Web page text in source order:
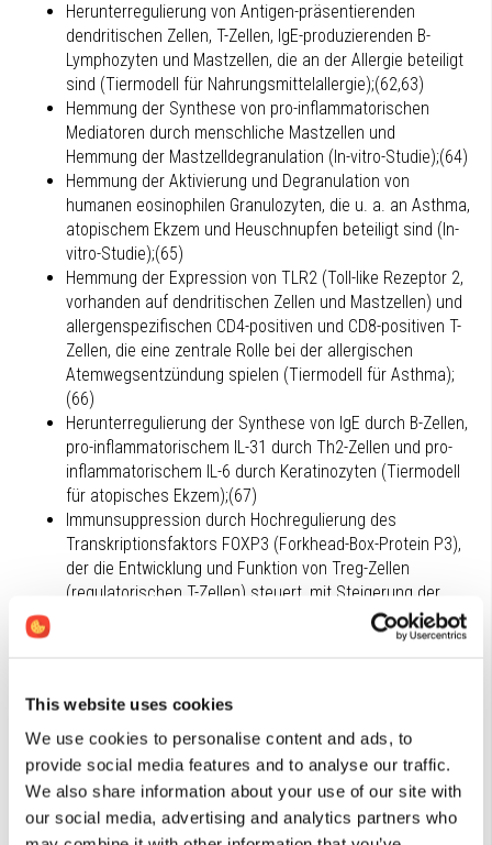
This website uses cookies
We use cookies to personalise content and ads, to
provide social media features and to analyse our traffic.
We also share information about your use of our site with
our social media, advertising and analytics partners who
Herunterregulierung von Antigen-präsentierenden
dendritischen Zellen, T-Zellen, IgE-produzierenden B-
Lymphozyten und Mastzellen, die an der Allergie beteiligt
sind (Tiermodell für Nahrungsmittelallergie);(62,63)
Hemmung der Synthese von pro-inflammatorischen
Mediatoren durch menschliche Mastzellen und
Hemmung der Mastzelldegranulation (In-vitro-Studie);(64)
Hemmung der Aktivierung und Degranulation von
humanen eosinophilen Granulozyten, die u. a. an Asthma,
atopischem Ekzem und Heuschnupfen beteiligt sind (In-
vitro-Studie);(65)
Hemmung der Expression von TLR2 (Toll-like Rezeptor 2,
vorhanden auf dendritischen Zellen und Mastzellen) und
allergenspezifischen CD4-positiven und CD8-positiven T-
Zellen, die eine zentrale Rolle bei der allergischen
Atemwegsentzündung spielen (Tiermodell für Asthma);
(66)
Herunterregulierung der Synthese von IgE durch B-Zellen,
pro-inflammatorischem IL-31 durch Th2-Zellen und pro-
inflammatorischem IL-6 durch Keratinozyten (Tiermodell
für atopisches Ekzem);(67)
Immunsuppression durch Hochregulierung des
Transkriptionsfaktors FOXP3 (Forkhead-Box-Protein P3),
der die Entwicklung und Funktion von Treg-Zellen
(regulatorischen T-Zellen) steuert, mit Steigerung der
Synthese des entzündungshemmenden IL-10 durch
Erwachsenen (18-60 Jahre) mit Heuschnupfen wurden die
Wirkungen von Nasensprays mit Resveratrol (100 μl/Sprühstoß
mit 0,1% Resveratrol), Budesonid (400 μg/Sprühstoß) oder
Placebo verglichen.(68) Die Probanden wandten das Spray (2
Sprühstöße dreimal täglich in jedes Nasenloch) einen Monat
lang an. Die Heuschnupfen-Symptome (Juckreiz, Niesen,